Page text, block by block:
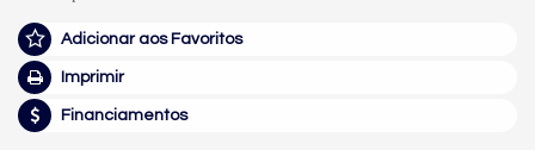
Adicionar aos Favoritos
Imprimir
Financiamentos